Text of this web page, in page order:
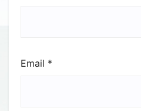
Email *